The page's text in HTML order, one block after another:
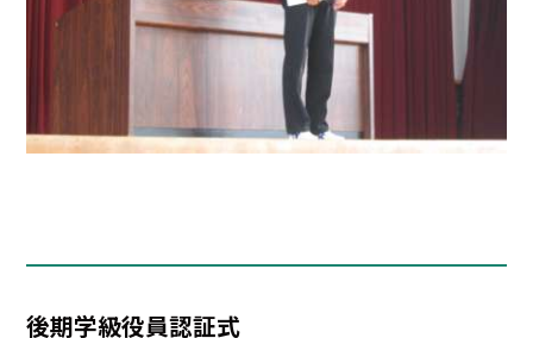
後期学級役員認証式